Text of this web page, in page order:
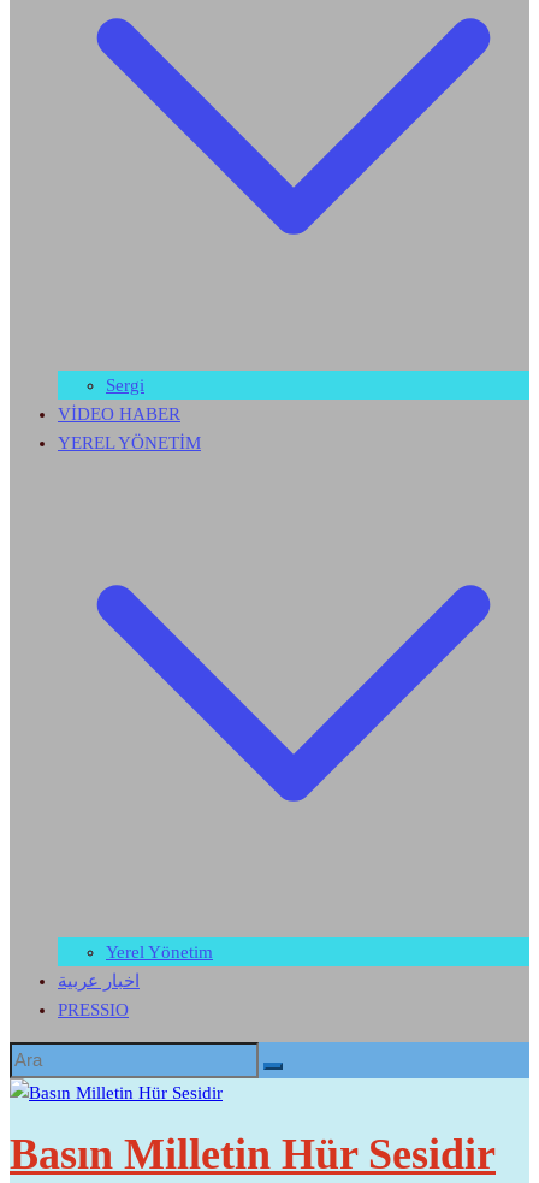
Sergi
VİDEO HABER
YEREL YÖNETİM
Yerel Yönetim
اخبار عربية
PRESSIO
Basın Milletin Hür Sesidir